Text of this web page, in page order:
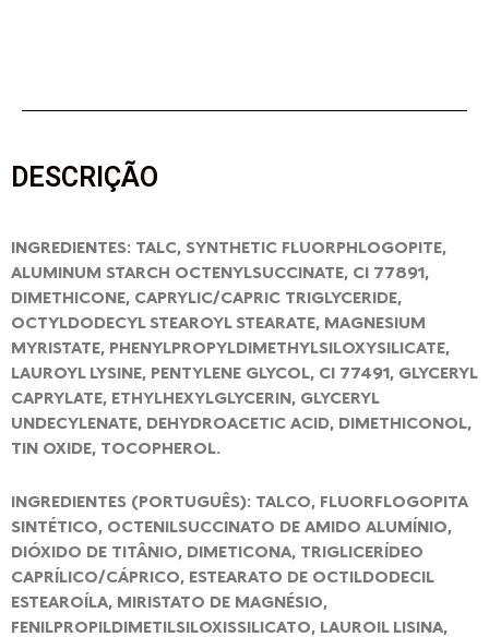
DESCRIÇÃO
INGREDIENTES: TALC, SYNTHETIC FLUORPHLOGOPITE,
ALUMINUM STARCH OCTENYLSUCCINATE, CI 77891,
DIMETHICONE, CAPRYLIC/CAPRIC TRIGLYCERIDE,
OCTYLDODECYL STEAROYL STEARATE, MAGNESIUM
MYRISTATE, PHENYLPROPYLDIMETHYLSILOXYSILICATE,
LAUROYL LYSINE, PENTYLENE GLYCOL, CI 77491, GLYCERYL
CAPRYLATE, ETHYLHEXYLGLYCERIN, GLYCERYL
UNDECYLENATE, DEHYDROACETIC ACID, DIMETHICONOL,
TIN OXIDE, TOCOPHEROL.
INGREDIENTES (PORTUGUÊS): TALCO, FLUORFLOGOPITA
SINTÉTICO, OCTENILSUCCINATO DE AMIDO ALUMÍNIO,
DIÓXIDO DE TITÂNIO, DIMETICONA, TRIGLICERÍDEO
CAPRÍLICO/CÁPRICO, ESTEARATO DE OCTILDODECIL
ESTEAROÍLA, MIRISTATO DE MAGNÉSIO,
FENILPROPILDIMETILSILOXISSILICATO, LAUROIL LISINA,